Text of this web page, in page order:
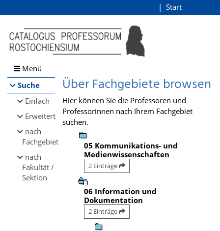
Browsen
direkt zum Inhalt
Start
Menü
Suche
Einfach
Erweitert
nach
Fachgebiet
nach
Fakultät /
Sektion
Über Fachgebiete browsen
Hier können Sie die Professoren und
Professorinnen nach Ihrem Fachgebiet
suchen.
05 Kommunikations- und
Medienwissenschaften
2 Einträge
06 Information und
Dokumentation
2 Einträge